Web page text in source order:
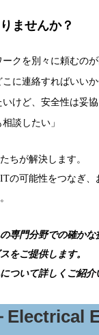
ませんか？
ークを別々に頼むの
こに連絡すればいいか
いけど、安全性は妥協
談したい」
ちが解決します。
の可能性をつなぎ、
専門分野での確か
をご提供します。
ついて詳しくご紹介
Electrical